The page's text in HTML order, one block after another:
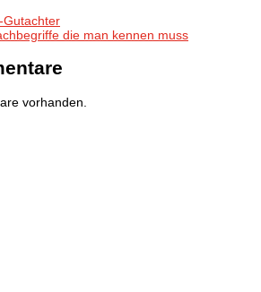
Gutachter
die man kennen muss
vorhanden.